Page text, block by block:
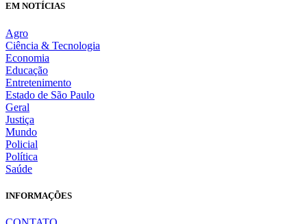
EM NOTÍCIAS
Agro
Ciência & Tecnologia
Economia
Educação
Entretenimento
Estado de São Paulo
Geral
Justiça
Mundo
Policial
Política
Saúde
INFORMAÇÕES